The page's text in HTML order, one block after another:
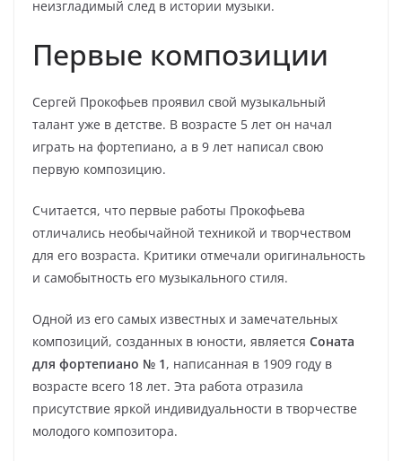
неизгладимый след в истории музыки.
Первые композиции
Сергей Прокофьев проявил свой музыкальный
талант уже в детстве. В возрасте 5 лет он начал
играть на фортепиано, а в 9 лет написал свою
первую композицию.
Считается, что первые работы Прокофьева
отличались необычайной техникой и творчеством
для его возраста. Критики отмечали оригинальность
и самобытность его музыкального стиля.
Одной из его самых известных и замечательных
композиций, созданных в юности, является Соната
для фортепиано № 1, написанная в 1909 году в
возрасте всего 18 лет. Эта работа отразила
присутствие яркой индивидуальности в творчестве
молодого композитора.